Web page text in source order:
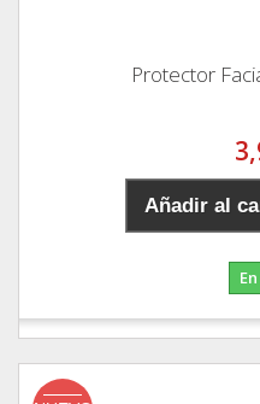
Protector
Añadir al